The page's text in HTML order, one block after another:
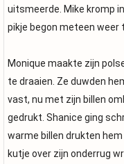
uitsmeerde. Mike kromp
pikje begon meteen weer
Monique maakte zijn
te draaien. Ze duwden
vast, nu met zijn billen
gedrukt. Shanice ging
warme billen drukten
kutje over zijn onderrug